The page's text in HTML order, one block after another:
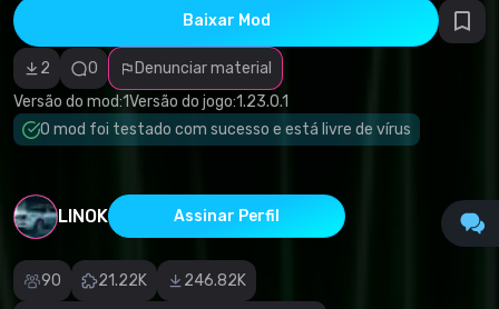
Baixar Mod
2 0
Denunciar material
Versão do mod:1Versão do jogo:1.23.0.1
O mod foi testado com sucesso e está livre de vírus
LINOK Assinar Perfil
90 21.22K 246.82K
incorreta
Software
malicioso/vírus
Conteúdo não
funcional
Descrição